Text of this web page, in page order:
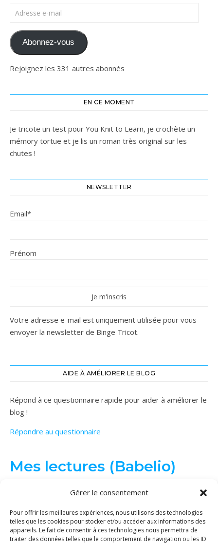
Gérer le consentement
Pour offrir les meilleures expériences, nous utilisons des technologies
telles que les cookies pour stocker et/ou accéder aux informations des
appareils. Le fait de consentir à ces technologies nous permettra de
traiter des données telles que le comportement de navigation ou les ID
Adresse e-mail
Abonnez-vous
Rejoignez les 331 autres abonnés
EN CE MOMENT
Je tricote un test pour You Knit to Learn, je crochète un
mémory tortue et je lis un roman très original sur les
chutes !
NEWSLETTER
Email*
Prénom
Votre adresse e-mail est uniquement utilisée pour vous
envoyer la newsletter de Binge Tricot.
AIDE À AMÉLIORER LE BLOG
Répond à ce questionnaire rapide pour aider à améliorer le
blog !
Répondre au questionnaire
Mes lectures (Babelio)